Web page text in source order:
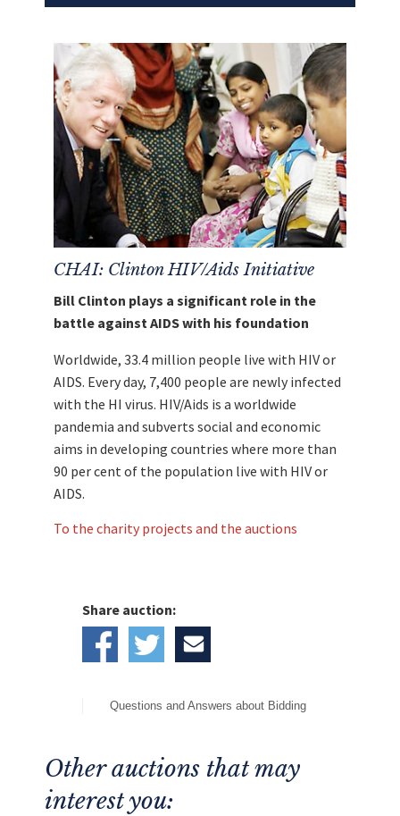
von Bill Clinton“ leiten wir direkt, ohne einen
Initiativeweiter.
CHAI: Clinton HIV/Aids Initiative
Bill Clinton plays a significant role in the
battle against AIDS with his foundation
Worldwide, 33.4 million people live with HIV or
AIDS. Every day, 7,400 people are newly infected
with the HI virus. HIV/Aids is a worldwide
pandemia and subverts social and economic
aims in developing countries where more than
90 per cent of the population live with HIV or
AIDS.
To the charity projects and the auctions
Share auction:
Questions and Answers about Bidding
Other auctions that may
interest you: